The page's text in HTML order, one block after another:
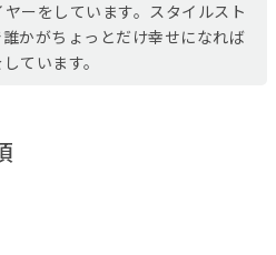
ーをしています。スタイルスト
かがちょっとだけ幸せになれば
ています。